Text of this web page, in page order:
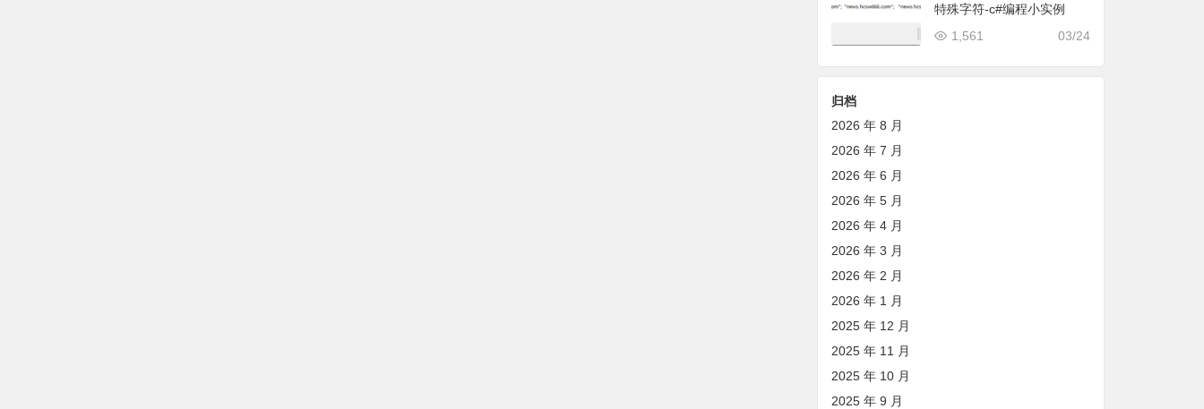
特殊字符-c#编程小实例
03/24
1,561
归档
2026 年 8 月
2026 年 7 月
2026 年 6 月
2026 年 5 月
2026 年 4 月
2026 年 3 月
2026 年 2 月
2026 年 1 月
2025 年 12 月
2025 年 11 月
2025 年 10 月
2025 年 9 月